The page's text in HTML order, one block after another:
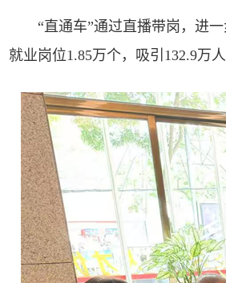
“直通车”通过直播带岗，进一
就业岗位1.85万个，吸引132.9万